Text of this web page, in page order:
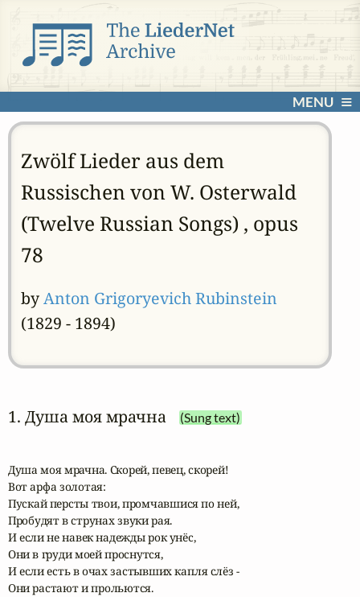
MENU
Zwölf Lieder aus dem
Russischen von W. Osterwald
(Twelve Russian Songs) , opus
78
byAnton Grigoryevich Rubinstein
(1829 - 1894)
1. Душа моя мрачна (Sung text)
Душа моя мрачна. Скорей, певец, скорей!
Вот арфа золотая:
Пускай персты твои, промчавшися по ней,
Пробудят в струнах звуки рая.
И если не навек надежды рок унёс,
Они в груди моей проснутся,
И если есть в очах застывших капля слёз -
Они растают и прольются.